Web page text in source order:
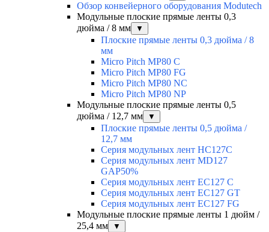
Обзор конвейерного оборудования Modutech
Модульные плоские прямые ленты 0,3
дюйма / 8 мм
▼
Плоские прямые ленты 0,3 дюйма / 8
мм
Micro Pitch MP80 С
Micro Pitch MP80 FG
Micro Pitch MP80 NС
Micro Pitch MP80 NP
Модульные плоские прямые ленты 0,5
дюйма / 12,7 мм
▼
Плоские прямые ленты 0,5 дюйма /
12,7 мм
Серия модульных лент HC127C
Серия модульных лент MD127
GAP50%
Серия модульных лент EC127 С
Серия модульных лент EC127 GT
Серия модульных лент EC127 FG
Модульные плоские прямые ленты 1 дюйм /
25,4 мм
▼